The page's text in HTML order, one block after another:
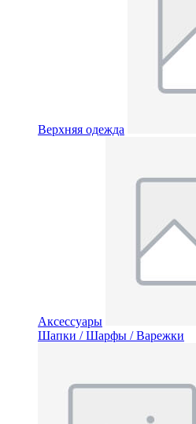
Верхняя одежда
Аксессуары
Шапки / Шарфы / Варежки